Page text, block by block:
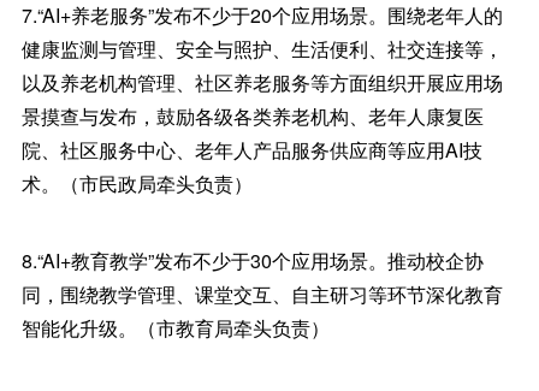
7.“AI+养老服务”发布不少于20个应用场景。围绕老年人的
健康监测与管理、安全与照护、生活便利、社交连接等，
以及养老机构管理、社区养老服务等方面组织开展应用场
景摸查与发布，鼓励各级各类养老机构、老年人康复医
院、社区服务中心、老年人产品服务供应商等应用AI技
术。（市民政局牵头负责）
8.“AI+教育教学”发布不少于30个应用场景。推动校企协
同，围绕教学管理、课堂交互、自主研习等环节深化教育
智能化升级。（市教育局牵头负责）